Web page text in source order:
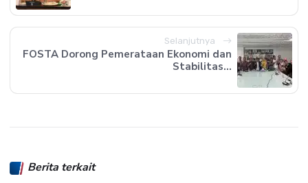
Selanjutnya
FOSTA Dorong Pemerataan Ekonomi dan
Stabilitas...
Berita terkait